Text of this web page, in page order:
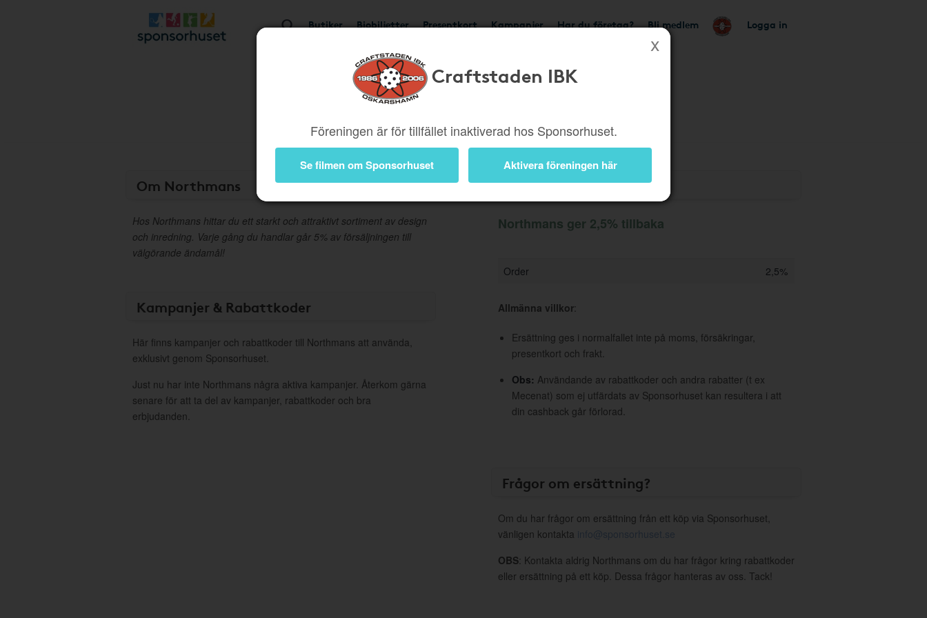
Butiker Biobiljetter Presentkort Kampanjer Har du företag? Bli medlem Logga in
Craftstaden IBK
Föreningen är för tillfället inaktiverad hos Sponsorhuset.
Se filmen om Sponsorhuset Aktivera föreningen här
Om Northmans
Hos Northmans hittar du ett starkt och attraktivt sortiment av design
och inredning. Varje gång du handlar går 5% av försäljningen till
välgörande ändamål!
Kampanjer & Rabattkoder
Här finns kampanjer och rabattkoder till Northmans att använda,
exklusivt genom Sponsorhuset.
Just nu har inte Northmans några aktiva kampanjer. Återkom gärna
senare för att ta del av kampanjer, rabattkoder och bra
erbjudanden.
Information
Northmans ger 2,5% tillbaka
Order 2,5%
Allmänna villkor:
Ersättning ges i normalfallet inte på moms, försäkringar,
presentkort och frakt.
Obs: Användande av rabattkoder och andra rabatter (t ex
Mecenat) som ej utfärdats av Sponsorhuset kan resultera i att
din cashback går förlorad.
Frågor om ersättning?
Om du har frågor om ersättning från ett köp via Sponsorhuset,
vänligen kontakta info@sponsorhuset.se
OBS: Kontakta aldrig Northmans om du har frågor kring rabattkoder
eller ersättning på ett köp. Dessa frågor hanteras av oss. Tack!